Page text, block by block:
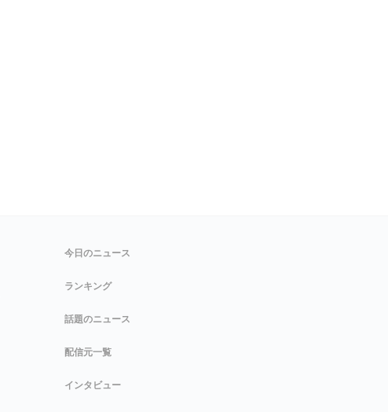
今日のニュース
ランキング
話題のニュース
配信元一覧
インタビュー